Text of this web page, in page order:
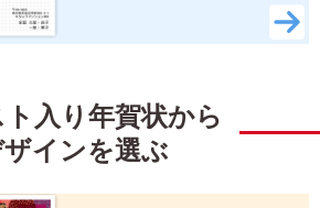
入り年賀状から
インを選ぶ